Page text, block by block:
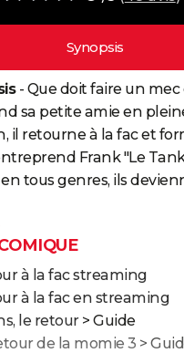
Synopsis
- Que doit faire un
sa petite amie en
il retourne à la fac et
Frank "Le
tous genres, ils
à la fac streaming
à la fac en streaming
le retour> Guide
de la momie 3 >